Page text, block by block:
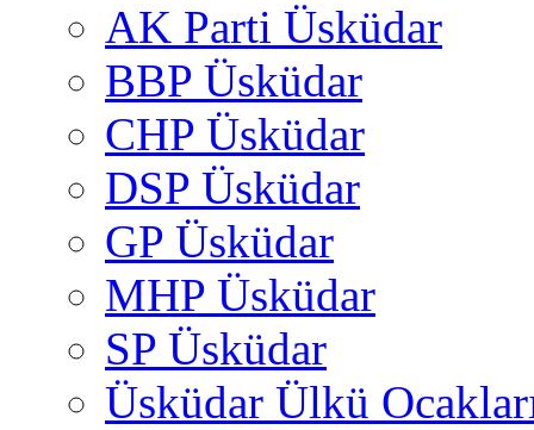
AK Parti Üsküdar
BBP Üsküdar
CHP Üsküdar
DSP Üsküdar
GP Üsküdar
MHP Üsküdar
SP Üsküdar
Üsküdar Ülkü